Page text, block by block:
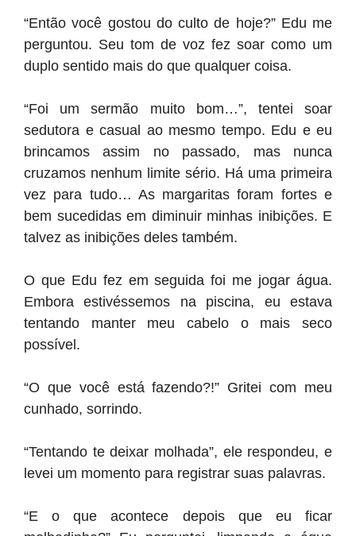
“Então você gostou do culto de hoje?” Edu me
perguntou. Seu tom de voz fez soar como um
duplo sentido mais do que qualquer coisa.
“Foi um sermão muito bom…”, tentei soar
sedutora e casual ao mesmo tempo. Edu e eu
brincamos assim no passado, mas nunca
cruzamos nenhum limite sério. Há uma primeira
vez para tudo… As margaritas foram fortes e
bem sucedidas em diminuir minhas inibições. E
talvez as inibições deles também.
O que Edu fez em seguida foi me jogar água.
Embora estivéssemos na piscina, eu estava
tentando manter meu cabelo o mais seco
possível.
“O que você está fazendo?!” Gritei com meu
cunhado, sorrindo.
“Tentando te deixar molhada”, ele respondeu, e
levei um momento para registrar suas palavras.
“E o que acontece depois que eu ficar